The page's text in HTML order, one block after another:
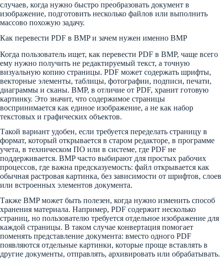
случаев, когда нужно быстро преобразовать документ в
изображение, подготовить несколько файлов или выполнить
массово похожую задачу.
Как перевести PDF в BMP и зачем нужен именно BMP
Когда пользователь ищет, как перевести PDF в BMP, чаще всего
ему нужно получить не редактируемый текст, а точную
визуальную копию страницы. PDF может содержать шрифты,
векторные элементы, таблицы, фотографии, подписи, печати,
диаграммы и сканы. BMP, в отличие от PDF, хранит готовую
картинку. Это значит, что содержимое страницы
воспринимается как единое изображение, а не как набор
текстовых и графических объектов.
Такой вариант удобен, если требуется переделать страницу в
формат, который открывается в старом редакторе, в программе
учета, в техническом ПО или в системе, где PDF не
поддерживается. BMP часто выбирают для простых рабочих
процессов, где важна предсказуемость: файл открывается как
обычная растровая картинка, без зависимости от шрифтов, слоев
или встроенных элементов документа.
Также BMP может быть полезен, когда нужно изменить способ
хранения материала. Например, PDF содержит несколько
страниц, но пользователю требуется отдельное изображение для
каждой страницы. В таком случае конвертация помогает
поменять представление документа: вместо одного PDF
появляются отдельные картинки, которые проще вставлять в
другие документы, отправлять, архивировать или обрабатывать.